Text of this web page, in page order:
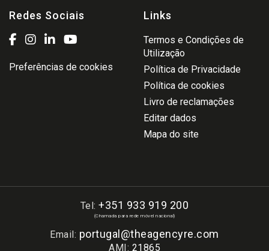
Redes Sociais
Preferências de cookies
Links
Termos e Condições de
Utilização
Política de Privacidade
Política de cookies
Livro de reclamações
Editar dados
Mapa do site
Tel:+351 933 919 200
(Chamada para rede móvel nacional)
Email: portugal@theagencyre.com
AMI: 21865